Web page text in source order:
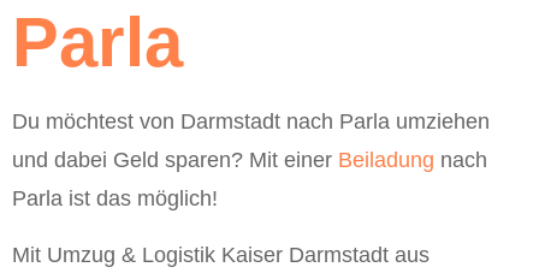
Parla
Du möchtest von Darmstadt nach Parla umziehen
und dabei Geld sparen? Mit einer Beiladung nach
Parla ist das möglich!
Mit Umzug & Logistik Kaiser Darmstadt aus